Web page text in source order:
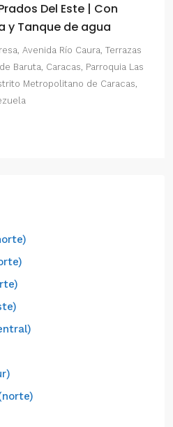
Del Este | Con
y Tanque de agua
Avenida Río Caura, Terrazas
Baruta, Caracas, Parroquia Las
Metropolitano de Caracas,